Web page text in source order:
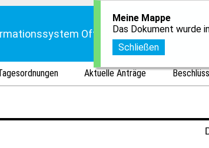
Offenbach
Aktuelle Anträge
Meine Mappe
Das Dokument wurde
Schließen